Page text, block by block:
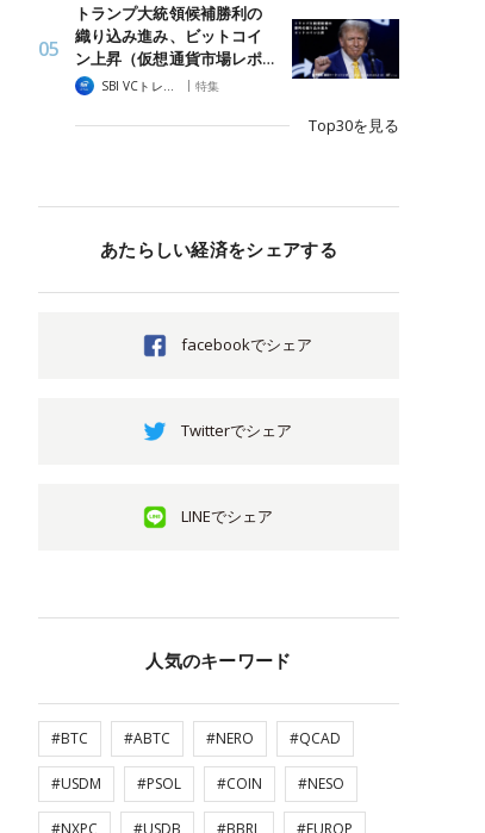
トランプ大統領候補勝利の
織り込み進み、ビットコイ
ン上昇（仮想通貨市場レポ…
| 特集
Top30を見る
あたらしい経済をシェアする
facebookでシェア
Twitterでシェア
LINEでシェア
人気のキーワード
#BTC #ABTC #NERO #QCAD
#USDM #PSOL #COIN #NESO
#NXPC #USDB #BBRL #EUROP